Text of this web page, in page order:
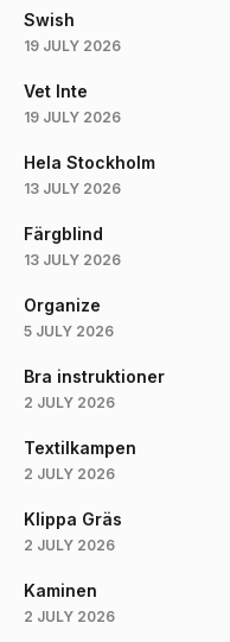
Swish
19 JULY 2026
Vet Inte
19 JULY 2026
Hela Stockholm
13 JULY 2026
Färgblind
13 JULY 2026
Organize
5 JULY 2026
Bra instruktioner
2 JULY 2026
Textilkampen
2 JULY 2026
Klippa Gräs
2 JULY 2026
Kaminen
2 JULY 2026